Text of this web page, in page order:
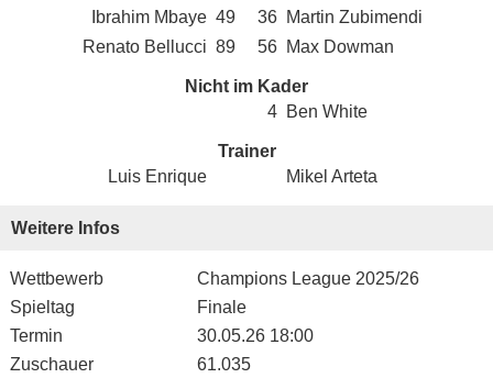
Ibrahim Mbaye 49 36 Martin Zubimendi
Renato Bellucci 89 56 Max Dowman
Nicht im Kader
4 Ben White
Trainer
Luis Enrique
Mikel Arteta
Weitere Infos
Wettbewerb
Champions League 2025/26
Spieltag
Finale
Termin
30.05.26 18:00
Zuschauer
61.035